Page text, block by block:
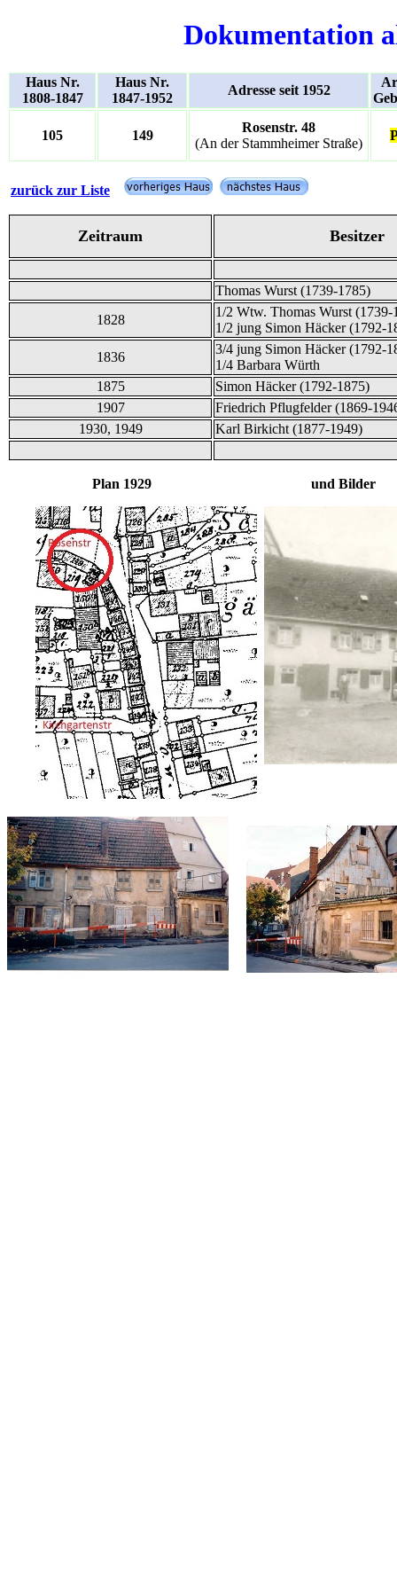
Dokumentation
Haus Nr.
1808-1847
Haus Nr.
1847-1952
Adresse seit 1952
105 149
Rosenstr. 48
(An der Stammheimer Straße)
zurück zur Liste
Zeitraum Besitzer
Thomas Wurst (1739-1785)
1828
1/2 Wtw. Thomas Wurst (1739-
1/2 jung Simon Häcker (1792-
1836
3/4 jung Simon Häcker (1792-
1/4 Barbara Würth
1875
Simon Häcker (1792-1875)
1907
Friedrich Pflugfelder (1869-
1930, 1949
Karl Birkicht (1877-1949)
Plan 1929 und Bilder